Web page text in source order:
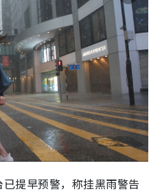
提早预警，称挂黑雨警告